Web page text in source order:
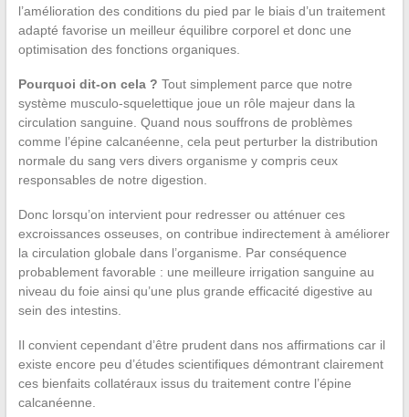
l’amélioration des conditions du pied par le biais d’un traitement
adapté favorise un meilleur équilibre corporel et donc une
optimisation des fonctions organiques.
Pourquoi dit-on cela ? Tout simplement parce que notre
système musculo-squelettique joue un rôle majeur dans la
circulation sanguine. Quand nous souffrons de problèmes
comme l’épine calcanéenne, cela peut perturber la distribution
normale du sang vers divers organisme y compris ceux
responsables de notre digestion.
Donc lorsqu’on intervient pour redresser ou atténuer ces
excroissances osseuses, on contribue indirectement à améliorer
la circulation globale dans l’organisme. Par conséquence
probablement favorable : une meilleure irrigation sanguine au
niveau du foie ainsi qu’une plus grande efficacité digestive au
sein des intestins.
Il convient cependant d’être prudent dans nos affirmations car il
existe encore peu d’études scientifiques démontrant clairement
ces bienfaits collatéraux issus du traitement contre l’épine
calcanéenne.